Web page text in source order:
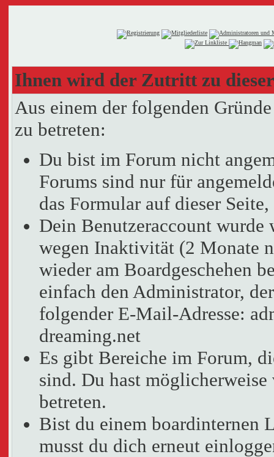
Ihnen wird der Zutritt zu
Aus einem der folgenden
zu betreten:
Du bist im Forum nicht
Forums sind nur für
das Formular auf dieser
Dein Benutzeraccount wurde
wegen Inaktivität (2 Monate
wieder am Boardgeschehen
einfach den Administrator,
folgender E-Mail-Adresse:
dreaming.net
Es gibt Bereiche im Forum,
sind. Du hast
betreten.
Bist du einem boardinternen
musst du dich erneut